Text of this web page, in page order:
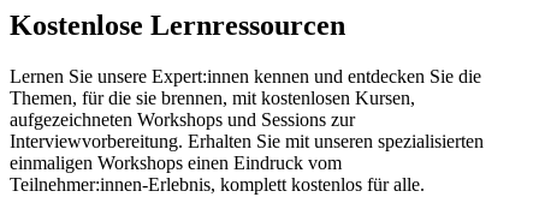
Kostenlose Lernressourcen
Lernen Sie unsere Expert:innen kennen und entdecken Sie die
Themen, für die sie brennen, mit kostenlosen Kursen,
aufgezeichneten Workshops und Sessions zur
Interviewvorbereitung. Erhalten Sie mit unseren spezialisierten
einmaligen Workshops einen Eindruck vom
Teilnehmer:innen‑Erlebnis, komplett kostenlos für alle.